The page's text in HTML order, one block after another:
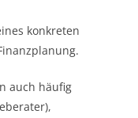
konkreten
auch häufig